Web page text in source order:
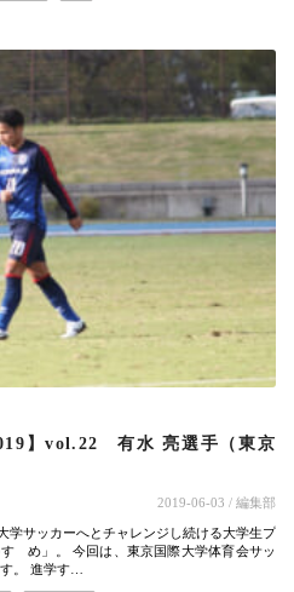
】vol.22 有水 亮選手（東京
2019-06-03 / 編集部
学サッカーへとチャレンジし続ける大学生プ
ゝめ」。 今回は、東京国際大学体育会サッ
。 進学す…